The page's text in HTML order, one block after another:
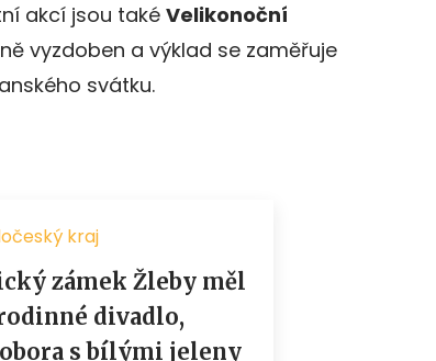
akcí jsou takéVelikonoční
vyzdoben a výklad se zaměřuje
svátku.